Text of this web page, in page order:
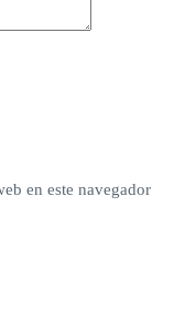
en este navegador